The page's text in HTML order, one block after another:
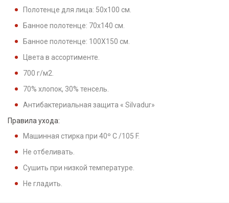
Полотенце для лица: 50x100 см.
Банное полотенце: 70x140 см.
Банное полотенце: 100X150 см.
Цвета в ассортименте.
700 г/м2.
70% хлопок, 30% тенcель.
Антибактериальная защита « Silvadur»
Правила ухода:
Машинная стирка при 40º C /105 F.
Не отбеливать.
Сушить при низкой температуре.
Не гладить.